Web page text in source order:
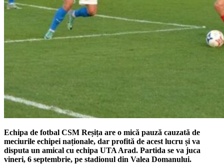
Echipa de fotbal CSM Reșița are o mică pauză cauzată de
meciurile echipei naționale, dar profită de acest lucru și va
disputa un amical cu echipa UTA Arad. Partida se va juca
vineri, 6 septembrie, pe stadionul din Valea Domanului.